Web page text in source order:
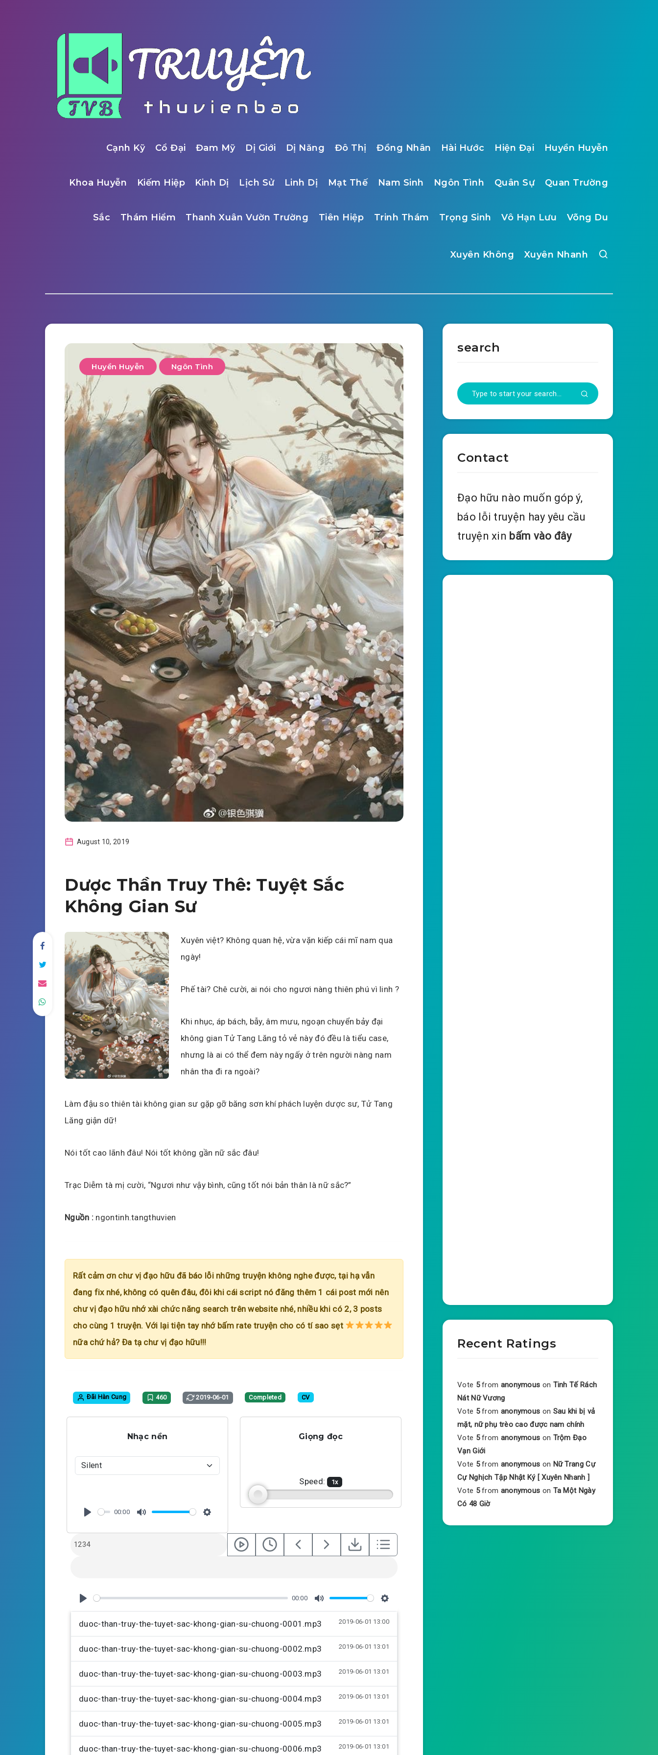
Cạnh Kỹ Cổ Đại Đam Mỹ Dị Giới Dị Năng Đô Thị Đồng Nhân Hài Hước Hiện Đại Huyền Huyễn
Khoa Huyễn Kiếm Hiệp Kinh Dị Lịch Sử Linh Dị Mạt Thế Nam Sinh Ngôn Tình Quân Sự Quan Trường
Sắc Thám Hiểm Thanh Xuân Vườn Trường Tiên Hiệp Trinh Thám Trọng Sinh Vô Hạn Lưu Võng Du
Xuyên Không Xuyên Nhanh
Huyền Huyễn Ngôn Tình
August 10, 2019
Dược Thần Truy Thê: Tuyệt Sắc
Không Gian Sư
Xuyên việt? Không quan hệ, vừa vặn kiếp cái mĩ nam qua
ngày!
Phế tài? Chê cười, ai nói cho ngươi nàng thiên phú vì linh ?
Khi nhục, áp bách, bẫy, âm mưu, ngoạn chuyển bảy đại
không gian Tử Tang Lăng tỏ vẻ này đó đều là tiểu case,
nhưng là ai có thể đem này ngấy ở trên người nàng nam
nhân tha đi ra ngoài?
Làm đậu so thiên tài không gian sư gặp gỡ băng sơn khí phách luyện dược sư, Tử Tang
Lăng giận dữ!
Nói tốt cao lãnh đâu! Nói tốt không gần nữ sắc đâu!
Trạc Diễm tà mị cười, “Ngươi như vậy bình, cũng tốt nói bản thân là nữ sắc?”
Nguồn : ngontinh.tangthuvien
Rất cảm ơn chư vị đạo hữu đã báo lỗi những truyện không nghe được, tại hạ vẫn
đang fix nhé, không có quên đâu, đôi khi cái script nó đăng thêm 1 cái post mới nên
chư vị đạo hữu nhớ xài chức năng search trên website nhé, nhiều khi có 2, 3 posts
cho cùng 1 truyện. Với lại tiện tay nhớ bấm rate truyện cho có tí sao sẹt
nữa chứ hả? Đa tạ chư vị đạo hữu!!!
Đãi Hàn Cung 460 2019-06-01 Completed CV
Nhạc nền
00:00
Giọng đọc
Speed: 1x
P
l
a
y
00:00
M
u
t
e
S
e
t
t
i
duoc-than-truy-the-tuyet-sac-khong-gian-su-chuong-0001.mp3 2019-06-01 13:00
duoc-than-truy-the-tuyet-sac-khong-gian-su-chuong-0002.mp3 2019-06-01 13:01
duoc-than-truy-the-tuyet-sac-khong-gian-su-chuong-0003.mp3 2019-06-01 13:01
duoc-than-truy-the-tuyet-sac-khong-gian-su-chuong-0004.mp3 2019-06-01 13:01
duoc-than-truy-the-tuyet-sac-khong-gian-su-chuong-0005.mp3 2019-06-01 13:01
duoc-than-truy-the-tuyet-sac-khong-gian-su-chuong-0006.mp3 2019-06-01 13:01
search
Contact
Đạo hữu nào muốn góp ý,
báo lỗi truyện hay yêu cầu
truyện xin bấm vào đây
Recent Ratings
Vote 5 from anonymous on Tinh Tế Rách
Nát Nữ Vương
Vote 5 from anonymous on Sau khi bị vả
mặt, nữ phụ trèo cao được nam chính
Vote 5 from anonymous on Trộm Đạo
Vạn Giới
Vote 5 from anonymous on Nữ Trang Cự
Cự Nghịch Tập Nhật Ký [ Xuyên Nhanh ]
Vote 5 from anonymous on Ta Một Ngày
Có 48 Giờ